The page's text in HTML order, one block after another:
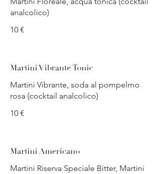
analcolico)
10 €
Martini Vibrante Tonic
Martini Vibrante, soda al pompelmo
rosa (cocktail analcolico)
10 €
Martini Americano
Martini Riserva Speciale Bitter, Martini